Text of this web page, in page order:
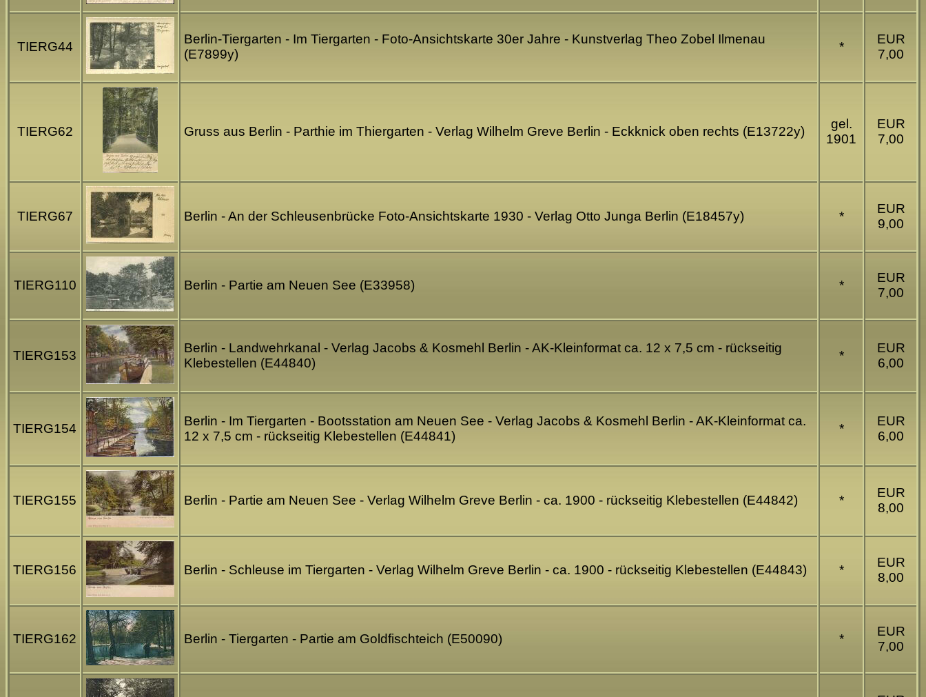
TIERG44
Berlin-Tiergarten - Im Tiergarten - Foto-Ansichtskarte 30er Jahre - Kunstverlag Theo Zobel Ilmenau
(E7899y)
*
EUR
7,00
TIERG62 Gruss aus Berlin - Parthie im Thiergarten - Verlag Wilhelm Greve Berlin - Eckknick oben rechts (E13722y)
gel.
1901
EUR
7,00
TIERG67 Berlin - An der Schleusenbrücke Foto-Ansichtskarte 1930 - Verlag Otto Junga Berlin (E18457y) *
EUR
9,00
TIERG110 Berlin - Partie am Neuen See (E33958) *
EUR
7,00
TIERG153
Berlin - Landwehrkanal - Verlag Jacobs & Kosmehl Berlin - AK-Kleinformat ca. 12 x 7,5 cm - rückseitig
Klebestellen (E44840)
*
EUR
6,00
TIERG154
Berlin - Im Tiergarten - Bootsstation am Neuen See - Verlag Jacobs & Kosmehl Berlin - AK-Kleinformat ca.
12 x 7,5 cm - rückseitig Klebestellen (E44841)
*
EUR
6,00
TIERG155 Berlin - Partie am Neuen See - Verlag Wilhelm Greve Berlin - ca. 1900 - rückseitig Klebestellen (E44842) *
EUR
8,00
TIERG156 Berlin - Schleuse im Tiergarten - Verlag Wilhelm Greve Berlin - ca. 1900 - rückseitig Klebestellen (E44843) *
EUR
8,00
TIERG162 Berlin - Tiergarten - Partie am Goldfischteich (E50090) *
EUR
7,00